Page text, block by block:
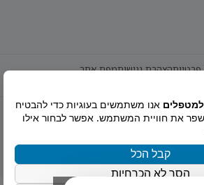
הצהרת נגישותמפת אתר
הוקם ע"יצימטים
אנו משתמשים בעוגיות כדי להבטיח
את חוויית המשתמש. אפשר לבחור אילו
קבל הכל
הסר לא הכרחיות